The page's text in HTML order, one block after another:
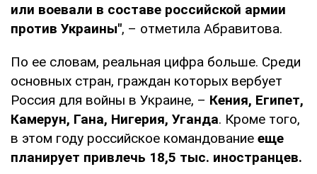
или воевали в составе российской армии
против Украины", – отметила Абравитова.
По ее словам, реальная цифра больше. Среди
основных стран, граждан которых вербует
Россия для войны в Украине, – Кения, Египет,
Камерун, Гана, Нигерия, Уганда. Кроме того,
в этом году российское командование еще
планирует привлечь 18,5 тыс. иностранцев.